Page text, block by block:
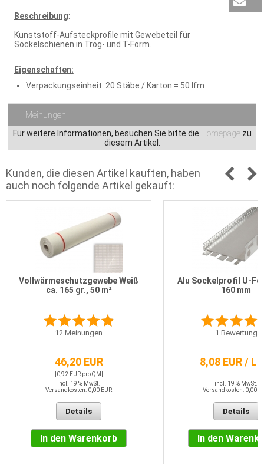
Beschreibung:
Kunststoff-Aufsteckprofile mit Gewebeteil für
Sockelschienen in Trog- und T-Form.
Eigenschaften:
Verpackungseinheit: 20 Stäbe / Karton = 50 lfm
Meinungen
Für weitere Informationen, besuchen Sie bitte die Homepagezu
diesem Artikel.
Kunden, die diesen Artikel kauften, haben
auch noch folgende Artikel gekauft:
Vollwärmeschutzgewebe Weiß
ca. 165 gr., 50 m²
12 Meinungen
46,20 EUR
[0,92 EUR pro QM]
incl. 19 % MwSt.
Versandkosten: 0,00 EUR
Details
In den Warenkorb
Alu Sockelprofil U-
160 mm
1 Bewertung
8,08 EUR /
incl. 19 % MwSt.
Versandkosten: 0,00
Details
In den